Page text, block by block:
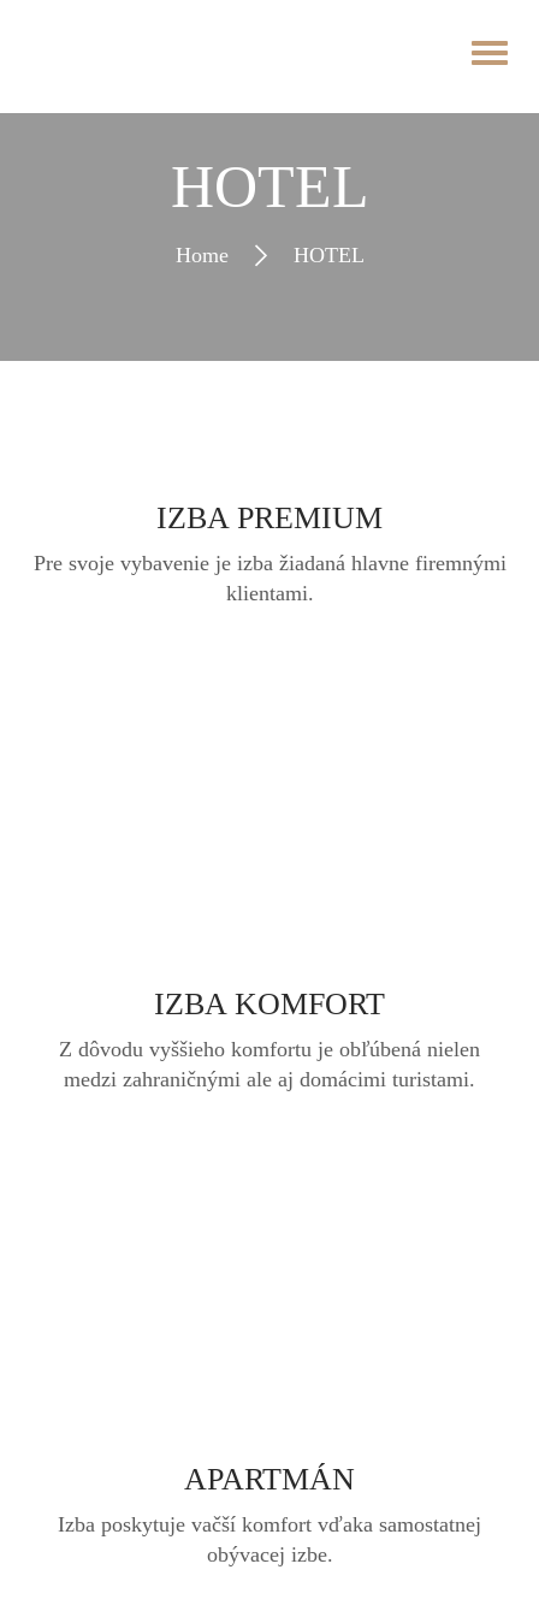
HOTEL
Home HOTEL
IZBA PREMIUM
Pre svoje vybavenie je izba žiadaná hlavne firemnými
klientami.
IZBA KOMFORT
Z dôvodu vyššieho komfortu je obľúbená nielen
medzi zahraničnými ale aj domácimi turistami.
APARTMÁN
Izba poskytuje vačší komfort vďaka samostatnej
obývacej izbe.